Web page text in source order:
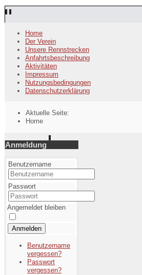
Home
Der Verein
Unsere Rennstrecken
Anfahrtsbeschreibung
Aktivitäten
Impressum
Nutzungsbedingungen
Datenschutzerklärung
Aktuelle Seite:
Home
Anmeldung
Benutzername
Passwort
Angemeldet bleiben
Anmelden
Benutzername
vergessen?
Passwort
vergessen?